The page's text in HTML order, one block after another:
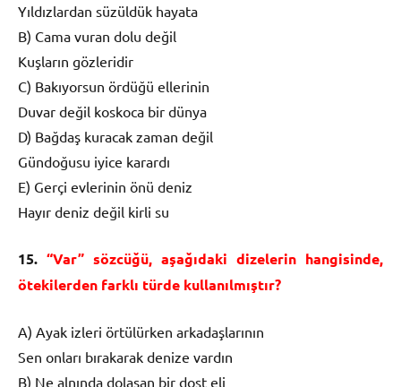
Yıldızlardan süzüldük hayata
B) Cama vuran dolu değil
Kuşların gözleridir
C) Bakıyorsun ördüğü ellerinin
Duvar değil koskoca bir dünya
D) Bağdaş kuracak zaman değil
Gündoğusu iyice karardı
E) Gerçi evlerinin önü deniz
Hayır deniz değil kirli su
15. “Var” sözcüğü, aşağıdaki dizelerin hangisinde,
ötekilerden farklı türde kullanılmıştır?
A) Ayak izleri örtülürken arkadaşlarının
Sen onları bırakarak denize vardın
B) Ne alnında dolaşan bir dost eli